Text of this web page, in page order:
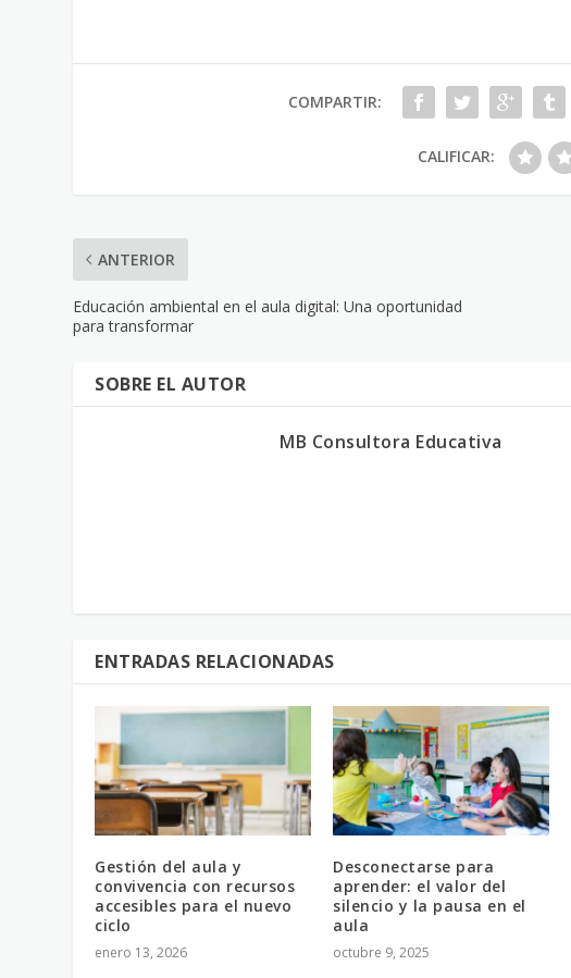
COMPARTIR:
CALIFICAR:
ANTERIOR
Educación ambiental en el aula digital: Una oportunidad
para transformar
SOBRE EL AUTOR
MB Consultora Educativa
ENTRADAS RELACIONADAS
Gestión del aula y
convivencia con recursos
accesibles para el nuevo
ciclo
enero 13, 2026
Desconectarse para
aprender: el valor del
silencio y la pausa en el
aula
octubre 9, 2025